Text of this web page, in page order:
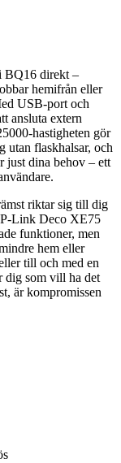
BQ16 direkt –
hemifrån eller
USB-port och
ansluta extern
hastigheten gör
utan flaskhalsar, och
just dina behov – ett
riktar sig till dig
Link Deco XE75
funktioner, men
hem eller
till och med en
som vill ha det
är kompromissen